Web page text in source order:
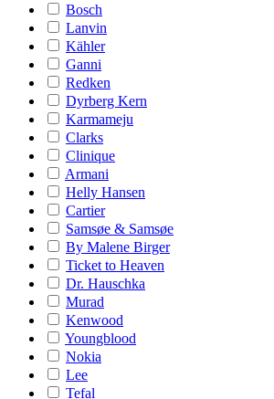
Bosch
Lanvin
Kähler
Ganni
Redken
Dyrberg Kern
Karmameju
Clarks
Clinique
Armani
Helly Hansen
Cartier
Samsøe & Samsøe
By Malene Birger
Ticket to Heaven
Dr. Hauschka
Murad
Kenwood
Youngblood
Nokia
Lee
Tefal